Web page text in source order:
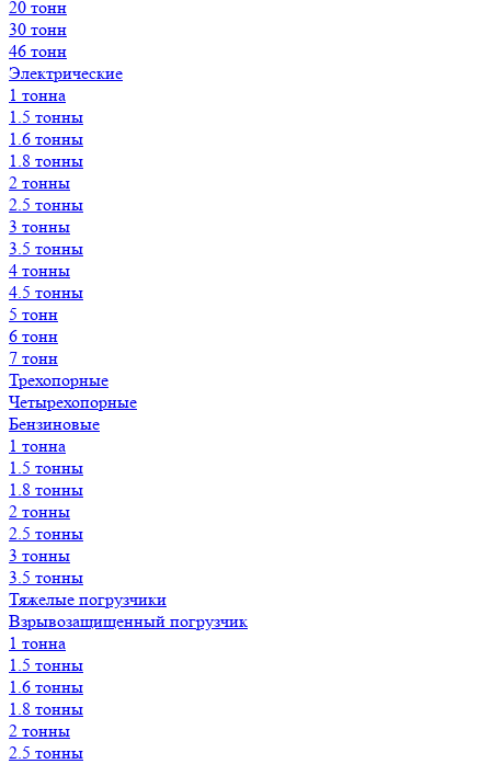
20 тонн
30 тонн
46 тонн
Электрические
1 тонна
1.5 тонны
1.6 тонны
1.8 тонны
2 тонны
2.5 тонны
3 тонны
3.5 тонны
4 тонны
4.5 тонны
5 тонн
6 тонн
7 тонн
Трехопорные
Четырехопорные
Бензиновые
1 тонна
1.5 тонны
1.8 тонны
2 тонны
2.5 тонны
3 тонны
3.5 тонны
Тяжелые погрузчики
Взрывозащищенный погрузчик
1 тонна
1.5 тонны
1.6 тонны
1.8 тонны
2 тонны
2.5 тонны